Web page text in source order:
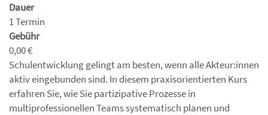
Dauer
1 Termin
Gebühr
0,00 €
Schulentwicklung gelingt am besten, wenn alle Akteur:innen
aktiv eingebunden sind. In diesem praxisorientierten Kurs
erfahren Sie, wie Sie partizipative Prozesse in
multiprofessionellen Teams systematisch planen und